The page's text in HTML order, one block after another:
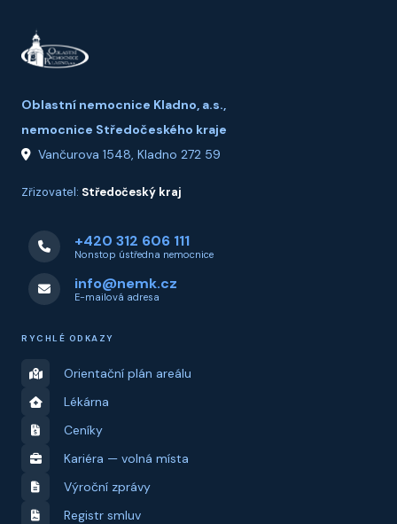
Oblastní nemocnice Kladno, a.s.,
nemocnice Středočeského kraje
Vančurova 1548, Kladno 272 59
Zřizovatel: Středočeský kraj
+420 312 606 111
Nonstop ústředna nemocnice
info@nemk.cz
E-mailová adresa
RYCHLÉ ODKAZY
Orientační plán areálu
Lékárna
Ceníky
Kariéra — volná místa
Výroční zprávy
Registr smluv